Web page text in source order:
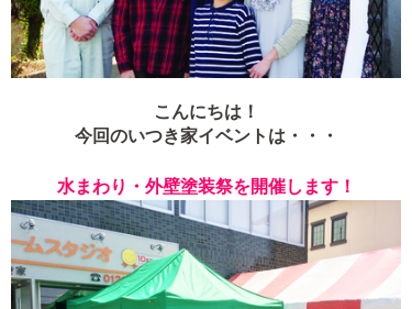
こんにちは！
今回のいつき家イベントは・・・
水まわり・外壁塗装祭を開催します！